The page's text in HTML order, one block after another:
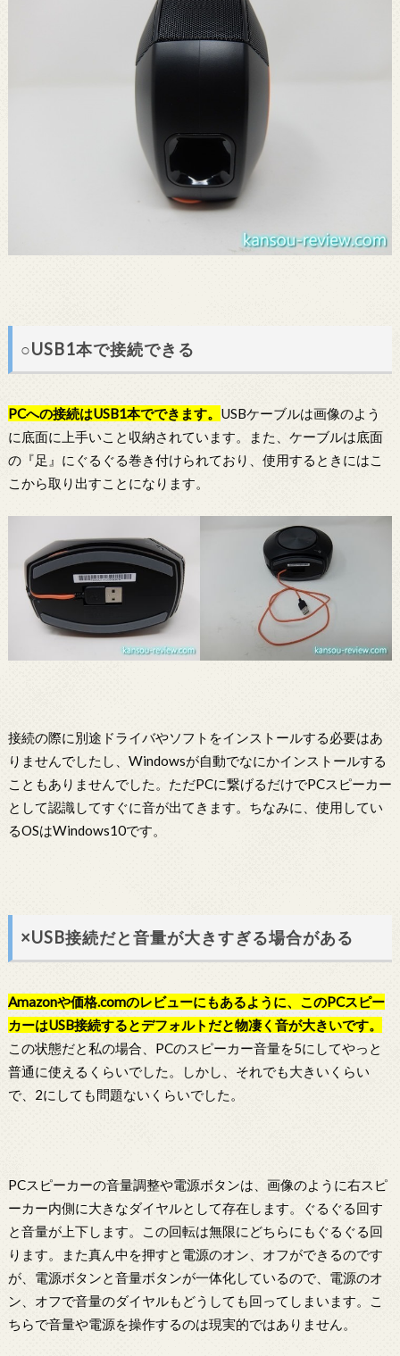
○USB1本で接続できる
PCへの接続はUSB1本でできます。 USBケーブルは画像のよう
に底面に上手いこと収納されています。また、ケーブルは底面
の『足』にぐるぐる巻き付けられており、使用するときにはこ
こから取り出すことになります。
接続の際に別途ドライバやソフトをインストールする必要はあ
りませんでしたし、Windowsが自動でなにかインストールする
こともありませんでした。ただPCに繋げるだけでPCスピーカー
として認識してすぐに音が出てきます。ちなみに、使用してい
るOSはWindows10です。
×USB接続だと音量が大きすぎる場合がある
Amazonや価格.comのレビューにもあるように、このPCスピー
カーはUSB接続するとデフォルトだと物凄く音が大きいです。
この状態だと私の場合、PCのスピーカー音量を5にしてやっと
普通に使えるくらいでした。しかし、それでも大きいくらい
で、2にしても問題ないくらいでした。
PCスピーカーの音量調整や電源ボタンは、画像のように右スピ
ーカー内側に大きなダイヤルとして存在します。ぐるぐる回す
と音量が上下します。この回転は無限にどちらにもぐるぐる回
ります。また真ん中を押すと電源のオン、オフができるのです
が、電源ボタンと音量ボタンが一体化しているので、電源のオ
ン、オフで音量のダイヤルもどうしても回ってしまいます。こ
ちらで音量や電源を操作するのは現実的ではありません。